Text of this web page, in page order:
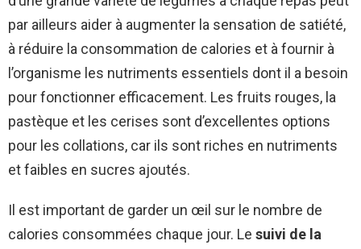
par ailleurs aider à augmenter la sensation de satiété,
à réduire la consommation de calories et à fournir à
l’organisme les nutriments essentiels dont il a besoin
pour fonctionner efficacement. Les fruits rouges, la
pastèque et les cerises sont d’excellentes options
pour les collations, car ils sont riches en nutriments
et faibles en sucres ajoutés.
Il est important de garder un œil sur le nombre de
calories consommées chaque jour. Le suivi de la